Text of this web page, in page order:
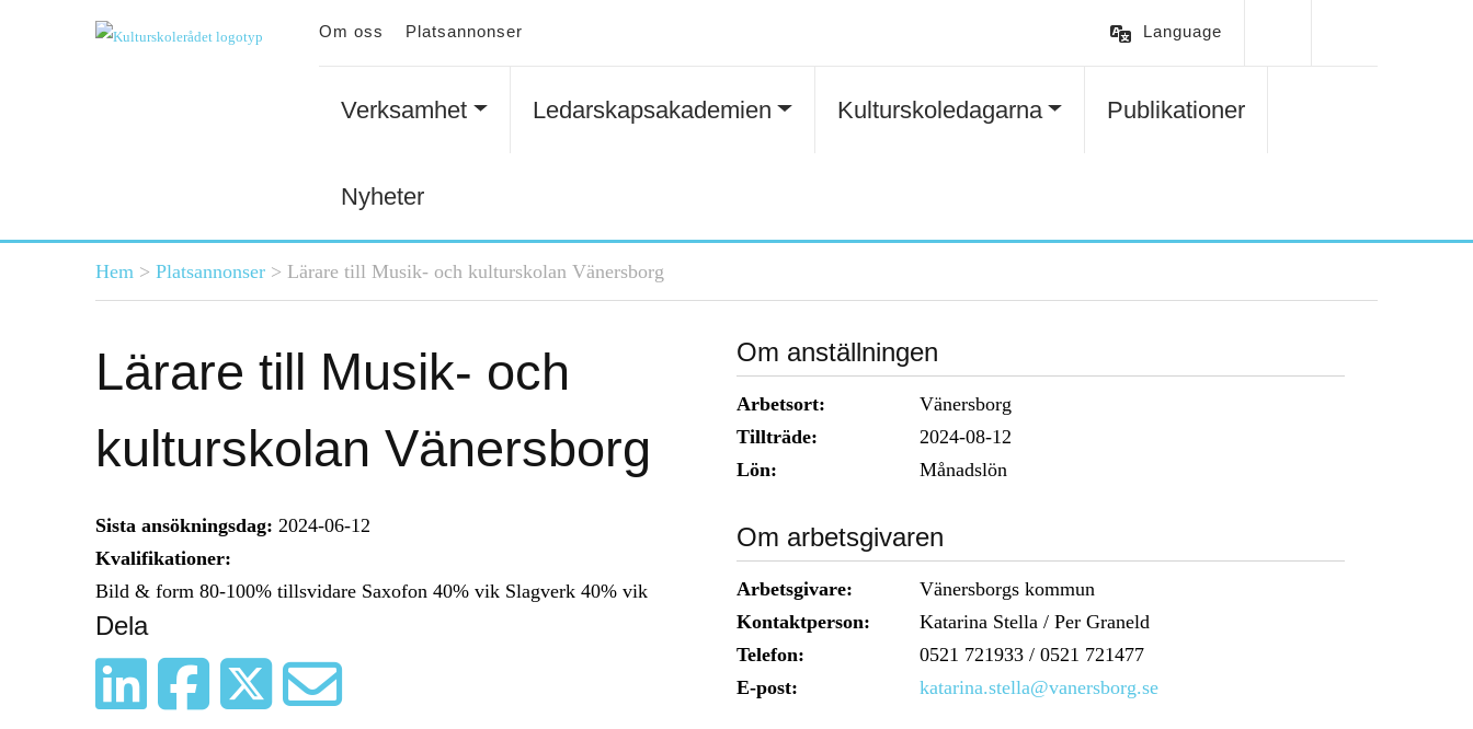
Om oss Platsannonser Language
Verksamhet Ledarskapsakademien Kulturskoledagarna Publikationer
Nyheter
Du är här
Hem > Platsannonser > Lärare till Musik- och kulturskolan Vänersborg
Lärare till Musik- och
kulturskolan Vänersborg
Sista ansökningsdag: 2024-06-12
Kvalifikationer:
Bild & form 80-100% tillsvidare Saxofon 40% vik Slagverk 40% vik
Dela
Om anställningen
Arbetsort:
Vänersborg
Tillträde:
2024-08-12
Lön:
Månadslön
Om arbetsgivaren
Arbetsgivare:
Vänersborgs kommun
Kontaktperson:
Katarina Stella / Per Graneld
Telefon:
0521 721933 / 0521 721477
E-post:
katarina.stella@vanersborg.se